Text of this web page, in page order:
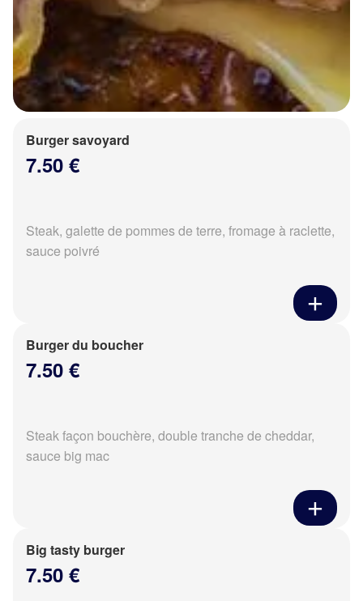
Burger savoyard
7.50 €
Steak, galette de pommes de terre, fromage à raclette,
sauce poivré
Burger du boucher
7.50 €
Steak façon bouchère, double tranche de cheddar,
sauce big mac
Big tasty burger
7.50 €